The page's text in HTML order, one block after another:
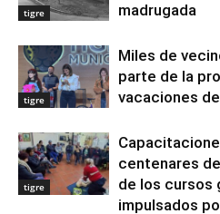
tigre
madrugada
tigre
Miles de
parte de la
vacaciones
tigre
centenares
de los cursos
impulsados